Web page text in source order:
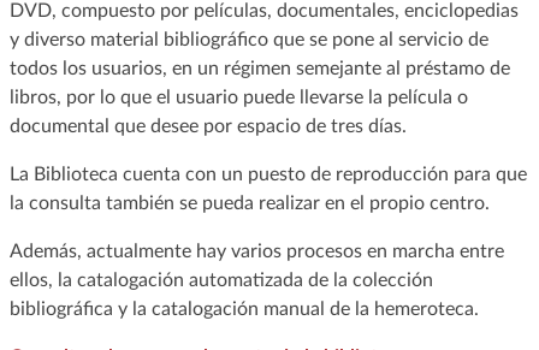
DVD, compuesto por películas, documentales, enciclopedias
y diverso material bibliográfico que se pone al servicio de
todos los usuarios, en un régimen semejante al préstamo de
libros, por lo que el usuario puede llevarse la película o
documental que desee por espacio de tres días.
La Biblioteca cuenta con un puesto de reproducción para que
la consulta también se pueda realizar en el propio centro.
Además, actualmente hay varios procesos en marcha entre
ellos, la catalogación automatizada de la colección
bibliográfica y la catalogación manual de la hemeroteca.